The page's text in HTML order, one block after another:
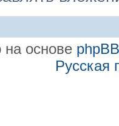
на основе phpBB
Русская